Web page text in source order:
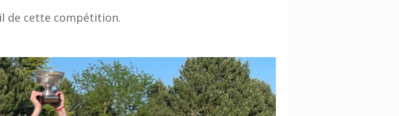
de cette compétition.